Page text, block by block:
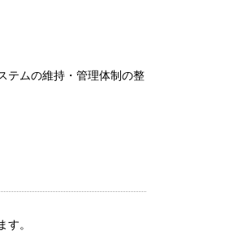
テムの維持・管理体制の整
。